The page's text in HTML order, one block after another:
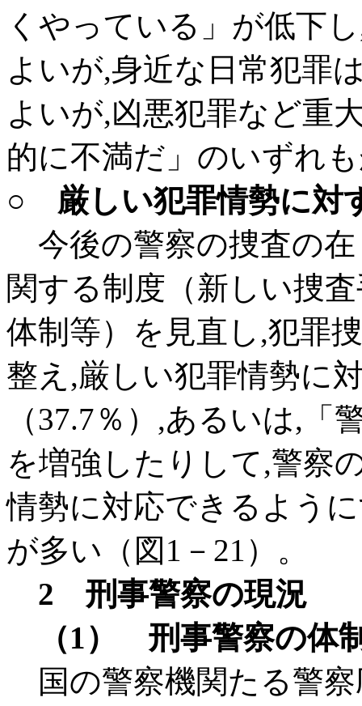
くやっている」が低下
よいが,身近な日常犯罪
よいが,凶悪犯罪など重
的に不満だ」のいずれ
○ 厳しい犯罪情勢に対
今後の警察の捜査の
関する制度（新しい捜
体制等）を見直し,犯罪
整え,厳しい犯罪情勢に
（37.7％）,あるいは,「
を増強したりして,警察
情勢に対応できるよう
が多い（図1－21）。
2 刑事警察の現況
（1） 刑事警察の体
国の警察機関たる警察